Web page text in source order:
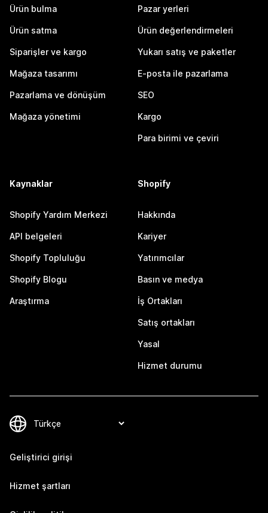
Ürün bulma
Ürün satma
Siparişler ve kargo
Mağaza tasarımı
Pazarlama ve dönüşüm
Mağaza yönetimi
Pazar yerleri
Ürün değerlendirmeleri
Yukarı satış ve paketler
E-posta ile pazarlama
SEO
Kargo
Para birimi ve çeviri
Kaynaklar
Shopify Yardım Merkezi
API belgeleri
Shopify Topluluğu
Shopify Blogu
Araştırma
Shopify
Hakkında
Kariyer
Yatırımcılar
Basın ve medya
İş Ortakları
Satış ortakları
Yasal
Hizmet durumu
Geliştirici girişi
Hizmet şartları